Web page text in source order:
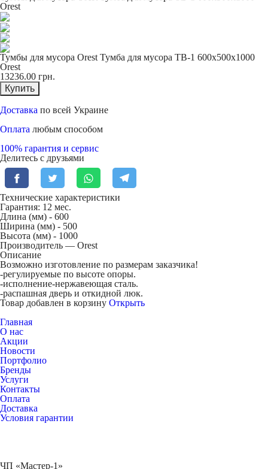
Orest
Тумбы для мусора Orest Тумба для мусора TB-1 600х500х1000
Orest
13236.00 грн.
Купить
Доставка по всей Украине
Оплата любым способом
100% гарантия и сервис
Делитесь с друзьями
Технические характеристики
Гарантия: 12 мес.
Длина (мм) - 600
Ширина (мм) - 500
Высота (мм) - 1000
Производитель — Orest
Описание
Возможно изготовление по размерам заказчика!
-регулируемые по высоте опоры.
-исполнение-нержавеющая сталь.
-распашная дверь и откидной люк.
Товар добавлен в корзину Открыть
Главная
О нас
Акции
Новости
Портфолио
Бренды
Услуги
Контакты
Оплата
Доставка
Условия гарантии
ЧП «Мастер-1»